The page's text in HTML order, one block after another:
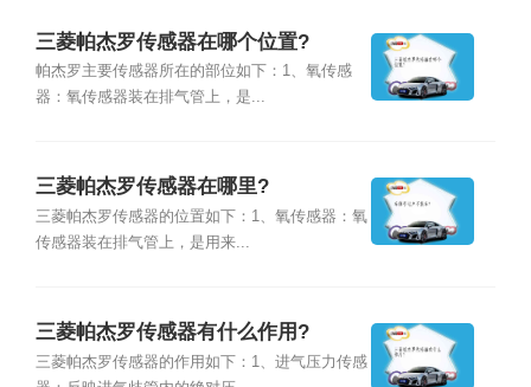
三菱帕杰罗传感器在哪个位置?
帕杰罗主要传感器所在的部位如下：1、氧传感
器：氧传感器装在排气管上，是...
三菱帕杰罗传感器在哪里?
三菱帕杰罗传感器的位置如下：1、氧传感器：氧
传感器装在排气管上，是用来...
三菱帕杰罗传感器有什么作用?
三菱帕杰罗传感器的作用如下：1、进气压力传感